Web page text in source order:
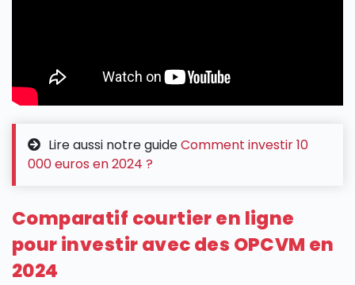
Lire aussi notre guideComment investir 10
000 euros en 2024 ?
Comparatif courtier en ligne
pour investir avec des OPCVM en
2024